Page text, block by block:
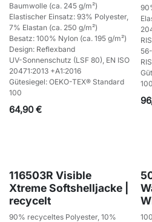
Baumwolle (ca. 245 g/m²)
Elastischer Einsatz: 93% Polyester,
7% Elastan (ca. 250 g/m²)
Besatz: 100% Nylon (ca. 195 g/m²)
Design: Reflexband
UV-Sonnenschutz (LSF 80), EN ISO
20471:2013 +A1:2016
Gütesiegel: OEKO-TEX® Standard
100
64,90€
116503R Visible
Xtreme Softshelljacke |
recycelt
90% recyceltes Polyester, 10%